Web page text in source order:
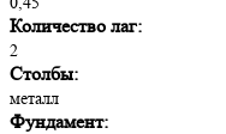
Количество лаг:
2
Столбы:
металл
Фундамент: